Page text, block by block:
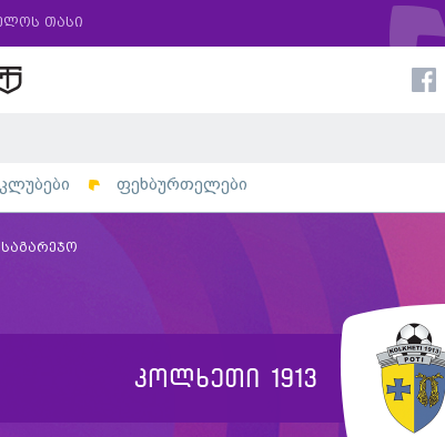
თასი
კლუბები ფეხბურთელები
კოლხეთი 1913